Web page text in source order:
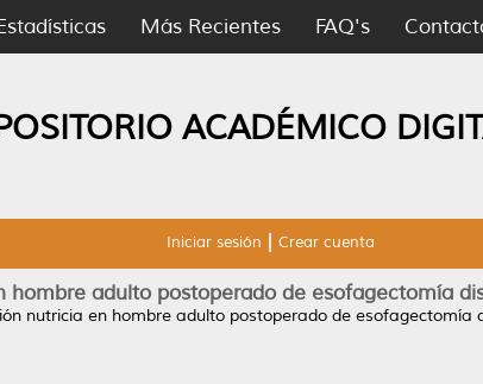
Más Recientes FAQ's
ACADÉMICO
Iniciar sesión Crear cuenta
hombre adulto postoperado de esofagectomía
nutricia en hombre adulto postoperado de esofagectomía